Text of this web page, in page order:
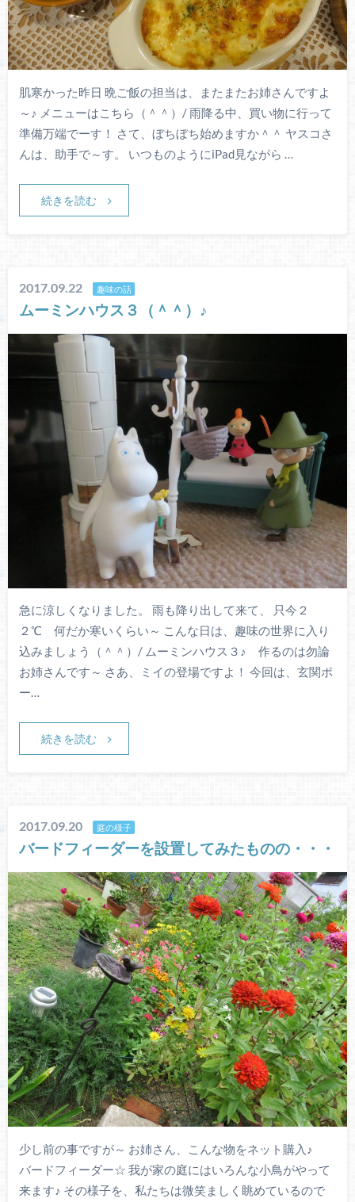
肌寒かった昨日 晩ご飯の担当は、またまたお姉さんですよ
～♪ メニューはこちら（＾＾）/ 雨降る中、買い物に行って
準備万端でーす！ さて、ぼちぼち始めますか＾＾ ヤスコさ
んは、助手で～す。 いつものようにiPad見ながら …
続きを読む
2017.09.22 趣味の話
ムーミンハウス３（＾＾）♪
急に涼しくなりました。 雨も降り出して来て、 只今２
２℃ 何だか寒いくらい～ こんな日は、趣味の世界に入り
込みましょう（＾＾）/ ムーミンハウス３♪ 作るのは勿論
お姉さんです～ さあ、ミイの登場ですよ！ 今回は、玄関ポ
ー…
続きを読む
2017.09.20 庭の様子
バードフィーダーを設置してみたものの・・・
少し前の事ですが～ お姉さん、こんな物をネット購入♪
バードフィーダー☆ 我が家の庭にはいろんな小鳥がやって
来ます♪ その様子を、私たちは微笑ましく眺めているので